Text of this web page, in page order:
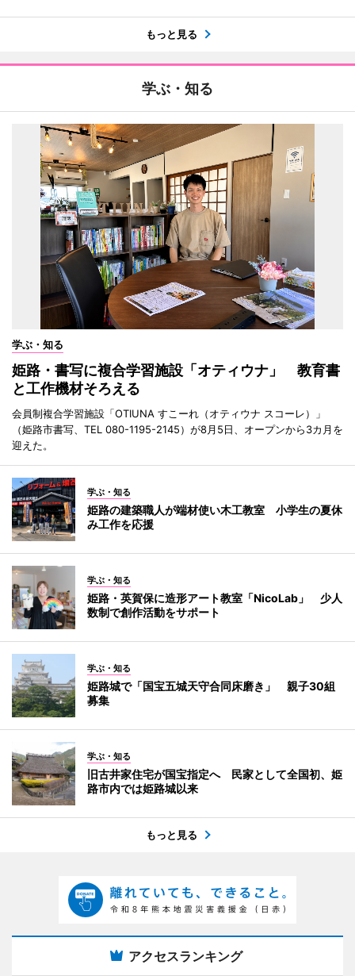
もっと見る
学ぶ・知る
学ぶ・知る
姫路・書写に複合学習施設「オティウナ」 教育書
と工作機材そろえる
会員制複合学習施設「OTIUNA すこーれ（オティウナ スコーレ）」
（姫路市書写、TEL 080-1195-2145）が8月5日、オープンから3カ月を
迎えた。
学ぶ・知る
姫路の建築職人が端材使い木工教室 小学生の夏休
み工作を応援
学ぶ・知る
姫路・英賀保に造形アート教室「NicoLab」 少人
数制で創作活動をサポート
学ぶ・知る
姫路城で「国宝五城天守合同床磨き」 親子30組
募集
学ぶ・知る
旧古井家住宅が国宝指定へ 民家として全国初、姫
路市内では姫路城以来
もっと見る
アクセスランキング